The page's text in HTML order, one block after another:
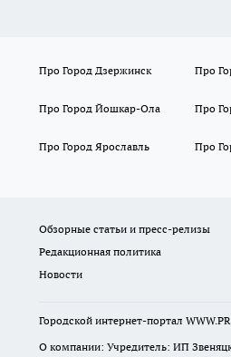
Про Город Дзержинск Про
Про Город Йошкар-Ола Про
Про Город Ярославль Про
Обзорные статьи и пресс-релизы
Редакционная политика
Новости
Городской интернет-портал
О компании: Учредитель: ИП